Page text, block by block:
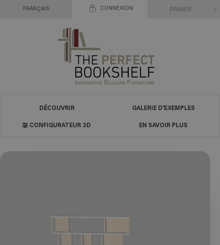
CONNEXION
FRANÇAIS PANIER
DÉCOUVRIR GALERIE D'EXEMPLES
CONFIGURATEUR 3D EN SAVOIR PLUS